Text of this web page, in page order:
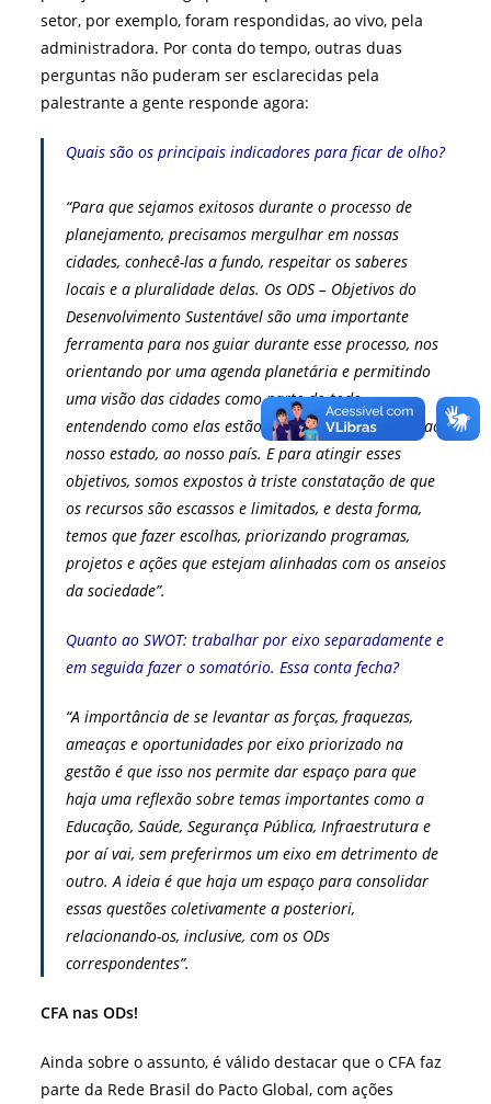
setor, por exemplo, foram respondidas, ao vivo, pela
administradora. Por conta do tempo, outras duas
perguntas não puderam ser esclarecidas pela
palestrante a gente responde agora:
Quais são os principais indicadores para ficar de olho?
“Para que sejamos exitosos durante o processo de
planejamento, precisamos mergulhar em nossas
cidades, conhecê-las a fundo, respeitar os saberes
locais e a pluralidade delas. Os ODS – Objetivos do
Desenvolvimento Sustentável são uma importante
ferramenta para nos guiar durante esse processo, nos
orientando por uma agenda planetária e permitindo
uma visão das cidades como parte do todo,
entendendo como elas estão em relação às demais, ao
nosso estado, ao nosso país. E para atingir esses
objetivos, somos expostos à triste constatação de que
os recursos são escassos e limitados, e desta forma,
temos que fazer escolhas, priorizando programas,
projetos e ações que estejam alinhadas com os anseios
da sociedade”.
Quanto ao SWOT: trabalhar por eixo separadamente e
em seguida fazer o somatório. Essa conta fecha?
“A importância de se levantar as forças, fraquezas,
ameaças e oportunidades por eixo priorizado na
gestão é que isso nos permite dar espaço para que
haja uma reflexão sobre temas importantes como a
Educação, Saúde, Segurança Pública, Infraestrutura e
por aí vai, sem preferirmos um eixo em detrimento de
outro. A ideia é que haja um espaço para consolidar
essas questões coletivamente a posteriori,
relacionando-os, inclusive, com os ODs
correspondentes”.
CFA nas ODs!
Ainda sobre o assunto, é válido destacar que o CFA faz
parte da Rede Brasil do Pacto Global, com ações